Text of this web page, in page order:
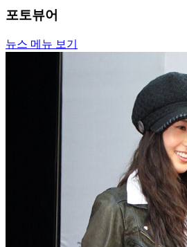
포토뷰어
뉴스 메뉴 보기